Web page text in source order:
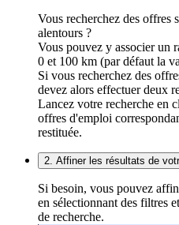
Vous recherchez des offres
alentours ?
Vous pouvez y associer un
0 et 100 km (par défaut la
Si vous recherchez des
devez alors effectuer deux
Lancez votre recherche en
offres d'emploi
restituée.
2. Affiner les résultats de
Si besoin, vous pouvez
en sélectionnant des filtres
de recherche.